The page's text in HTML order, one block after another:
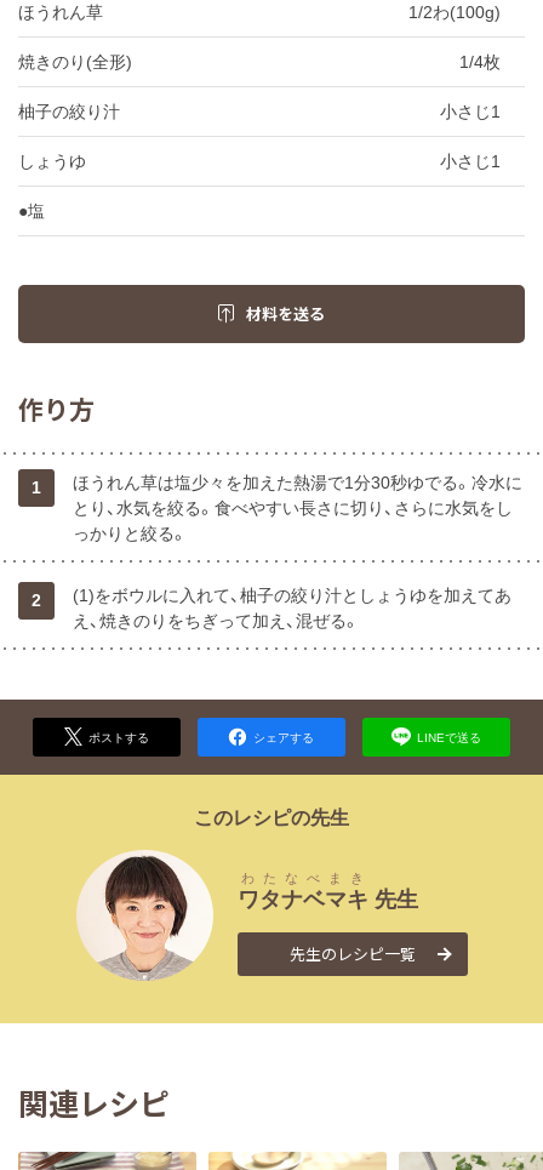
ほうれん草 1/2わ(100g)
焼きのり(全形) 1/4枚
柚子の絞り汁 小さじ1
しょうゆ 小さじ1
●塩
材料を送る
作り方
1
ほうれん草は塩少々を加えた熱湯で1分30秒ゆでる。冷水に
とり、水気を絞る。食べやすい長さに切り、さらに水気をし
っかりと絞る。
2
(1)をボウルに入れて、柚子の絞り汁としょうゆを加えてあ
え、焼きのりをちぎって加え、混ぜる。
ポストする シェアする LINEで送る
このレシピの先生
ワタナベ
わたなべ
マキ
まき
先生
先生のレシピ一覧
関連レシピ